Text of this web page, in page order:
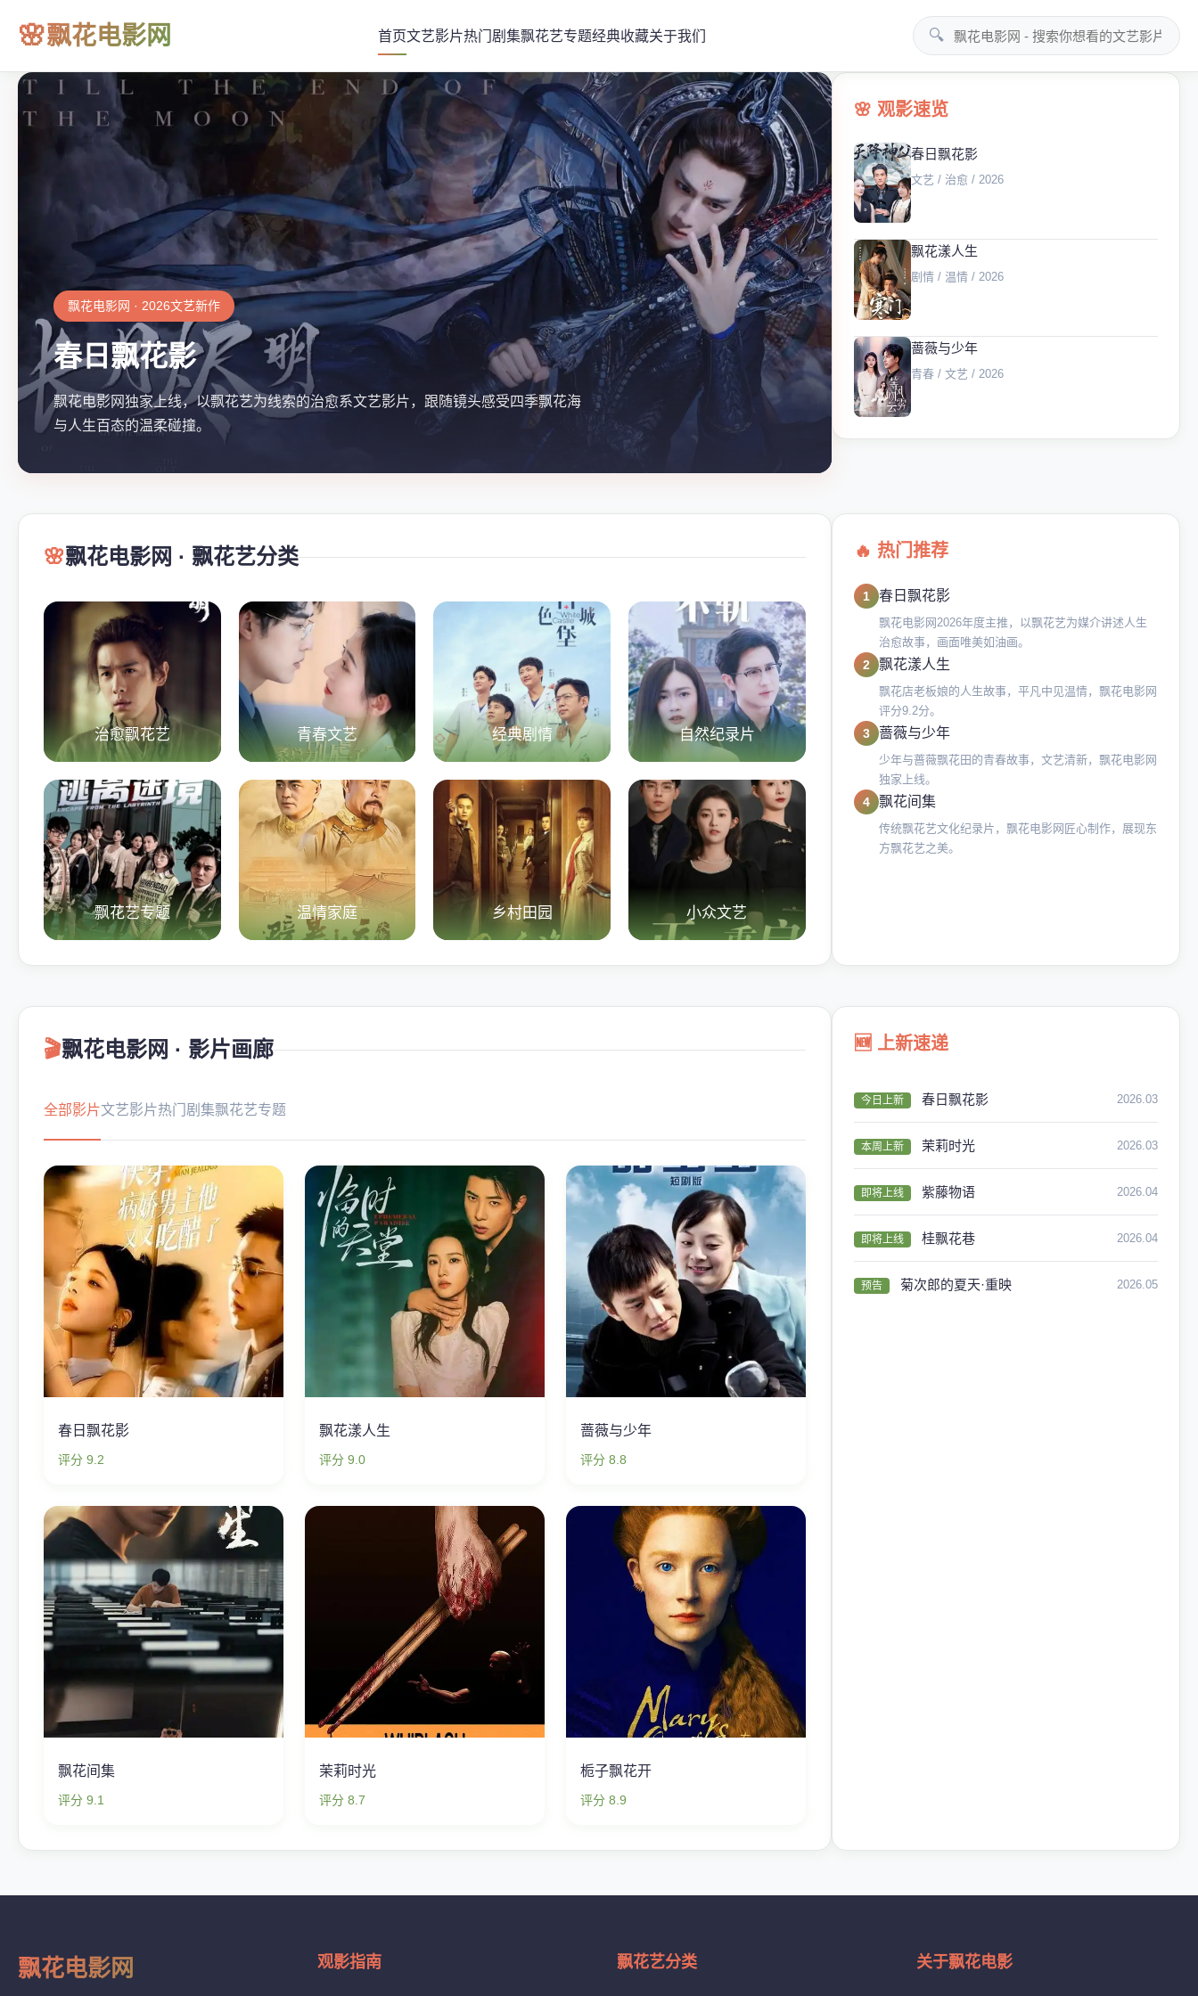
🌸飘花电影网 首页文艺影片热门剧集飘花艺专题经典收藏关于我们 🔍
飘花电影网 · 2026文艺新作
春日飘花影
飘花电影网独家上线，以飘花艺为线索的治愈系文艺影片，跟随镜头感受四季飘花海
与人生百态的温柔碰撞。
🌸 观影速览
春日飘花影
文艺 / 治愈 / 2026
飘花漾人生
剧情 / 温情 / 2026
蔷薇与少年
青春 / 文艺 / 2026
🌸飘花电影网 · 飘花艺分类
治愈飘花艺 青春文艺 经典剧情 自然纪录片
飘花艺专题 温情家庭 乡村田园 小众文艺
🔥 热门推荐
1 春日飘花影
飘花电影网2026年度主推，以飘花艺为媒介讲述人生
治愈故事，画面唯美如油画。
2 飘花漾人生
飘花店老板娘的人生故事，平凡中见温情，飘花电影网
评分9.2分。
3 蔷薇与少年
少年与蔷薇飘花田的青春故事，文艺清新，飘花电影网
独家上线。
4 飘花间集
传统飘花艺文化纪录片，飘花电影网匠心制作，展现东
方飘花艺之美。
🎬飘花电影网 · 影片画廊
全部影片文艺影片热门剧集飘花艺专题
春日飘花影
评分 9.2
飘花漾人生
评分 9.0
蔷薇与少年
评分 8.8
飘花间集
评分 9.1
茉莉时光
评分 8.7
栀子飘花开
评分 8.9
🆕 上新速递
今日上新 春日飘花影 2026.03
本周上新 茉莉时光 2026.03
即将上线 紫藤物语 2026.04
即将上线 桂飘花巷 2026.04
预告 菊次郎的夏天·重映 2026.05
飘花电影网 观影指南 飘花艺分类 关于飘花电影